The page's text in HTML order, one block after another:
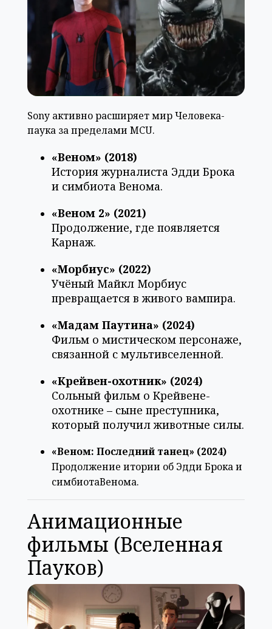
Sony активно расширяет мир Человека-
паука за пределами MCU.
«Веном» (2018)
История журналиста Эдди Брока
и симбиота Венома.
«Веном 2» (2021)
Продолжение, где появляется
Карнаж.
«Морбиус» (2022)
Учёный Майкл Морбиус
превращается в живого вампира.
«Мадам Паутина» (2024)
Фильм о мистическом персонаже,
связанной с мультивселенной.
«Крейвен-охотник» (2024)
Сольный фильм о Крейвене-
охотнике – сыне преступника,
который получил животные силы.
«Веном: Последний танец» (2024)
Продолжение итории об Эдди Брока и
симбиотаВенома.
Анимационные
фильмы (Вселенная
Пауков)